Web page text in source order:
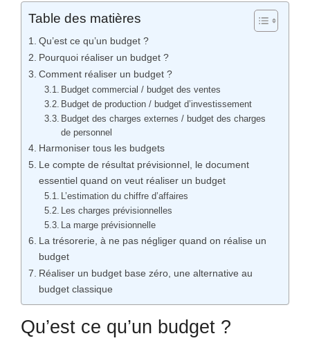
Table des matières
Qu’est ce qu’un budget ?
Pourquoi réaliser un budget ?
Comment réaliser un budget ?
Budget commercial / budget des ventes
Budget de production / budget d’investissement
Budget des charges externes / budget des charges
de personnel
Harmoniser tous les budgets
Le compte de résultat prévisionnel, le document
essentiel quand on veut réaliser un budget
L’estimation du chiffre d’affaires
Les charges prévisionnelles
La marge prévisionnelle
La trésorerie, à ne pas négliger quand on réalise un
budget
Réaliser un budget base zéro, une alternative au
budget classique
Qu’est ce qu’un budget ?